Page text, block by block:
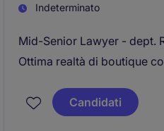
Indeterminato
Mid-Senior Lawyer - dept.
Ottima realtà di boutique
Candidati